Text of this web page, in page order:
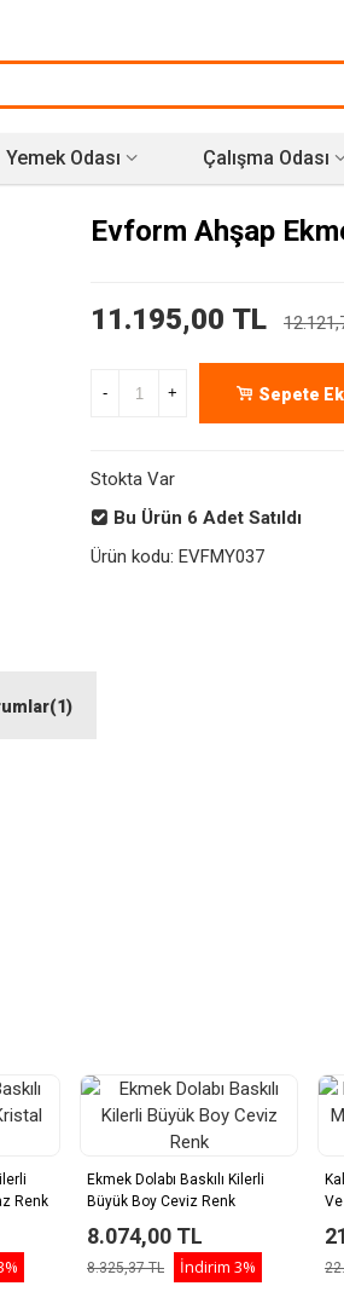
Yemek Odası Çalışma Odası
Evform Ahşap
11.195,00 TL
- + Sepete
Stokta Var
Bu Ürün 6 Adet Satıldı
Ürün kodu: EVFMY037
Renk
Ekmek Dolabı Baskılı Kilerli
Büyük Boy Ceviz Renk
8.074,00 TL
8.325,37 TL İndirim 3%